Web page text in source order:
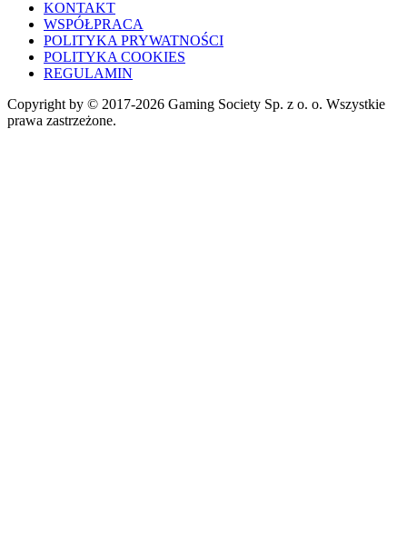
KONTAKT
WSPÓŁPRACA
POLITYKA PRYWATNOŚCI
POLITYKA COOKIES
REGULAMIN
Copyright by © 2017-2026 Gaming Society Sp. z o. o. Wszystkie
prawa zastrzeżone.